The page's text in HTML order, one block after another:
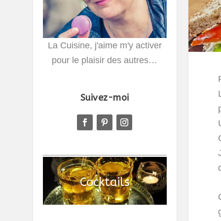
La Cuisine, j'aime m'y activer
pour le plaisir des autres…
Suivez-moi